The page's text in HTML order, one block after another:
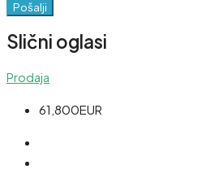
Pošalji
Slični oglasi
Prodaja
61,800EUR